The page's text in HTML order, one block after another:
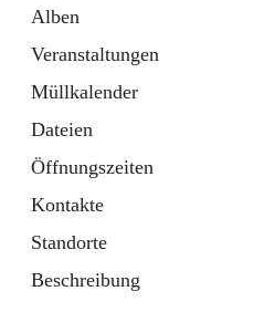
Alben
Veranstaltungen
Müllkalender
Dateien
Öffnungszeiten
Kontakte
Standorte
Beschreibung